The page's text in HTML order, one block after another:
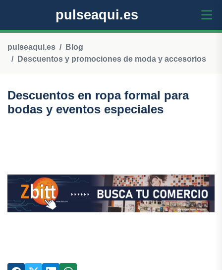
pulseaqui.es
pulseaqui.es
Blog
Descuentos y promociones de moda y accesorios
Descuentos en ropa formal para
bodas y eventos especiales